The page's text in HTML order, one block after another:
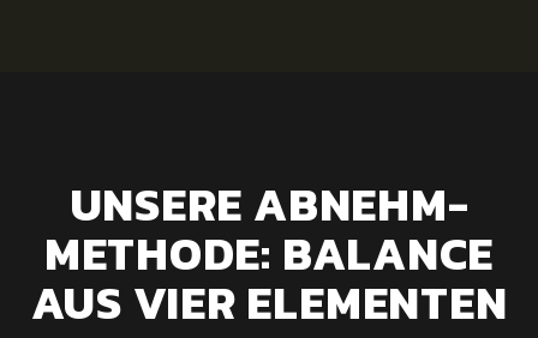
UNSERE ABNEHM-
METHODE: BALANCE
AUS VIER ELEMENTEN